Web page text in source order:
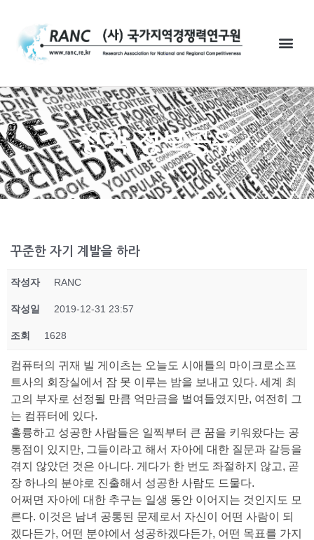
정책 정보공유
꾸준한 자기 계발을 하라
작성자 RANC
작성일 2019-12-31 23:57
조회 1628
컴퓨터의 귀재 빌 게이츠는 오늘도 시애틀의 마이크로소프
트사의 회장실에서 잠 못 이루는 밤을 보내고 있다. 세계 최
고의 부자로 선정될 만큼 억만금을 벌여들였지만, 여전히 그
는 컴퓨터에 있다.
훌륭하고 성공한 사람들은 일찍부터 큰 꿈을 키워왔다는 공
통점이 있지만, 그들이라고 해서 자아에 대한 질문과 갈등을
겪지 않았던 것은 아니다. 게다가 한 번도 좌절하지 않고, 곧
장 하나의 분야로 진출해서 성공한 사람도 드물다.
어쩌면 자아에 대한 추구는 일생 동안 이어지는 것인지도 모
른다. 이것은 남녀 공통된 문제로서 자신이 어떤 사람이 되
겠다든가, 어떤 분야에서 성공하겠다든가, 어떤 목표를 가지